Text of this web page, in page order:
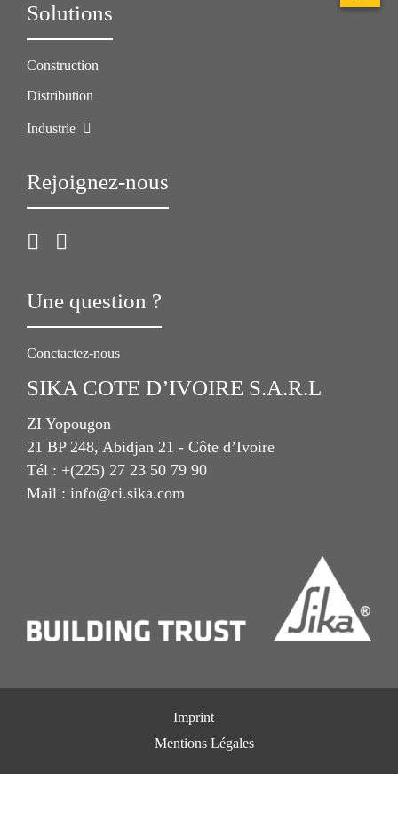
Solutions
Construction
Distribution
Industrie
Rejoignez-nous
Une question ?
Conctactez-nous
SIKA COTE D’IVOIRE S.A.R.L
ZI Yopougon
21 BP 248, Abidjan 21 - Côte d’Ivoire
Tél : +(225) 27 23 50 79 90
Mail : info@ci.sika.com
Imprint
Mentions Légales